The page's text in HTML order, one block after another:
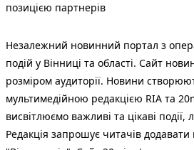
позицією партнерів
Незалежний новинний портал з
подій у Вінниці та області. Сайт
розміром аудиторії. Новини
мультимедійною редакцією RIA та
висвітлюємо важливі та цікаві
Редакція запрошує читачів додавати